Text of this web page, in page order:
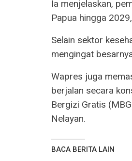
Ia menjelaskan,
Papua hingga
Selain sektor
mengingat
Wapres juga
berjalan secara
Bergizi Gratis
Nelayan.
BACA BERITA LAIN